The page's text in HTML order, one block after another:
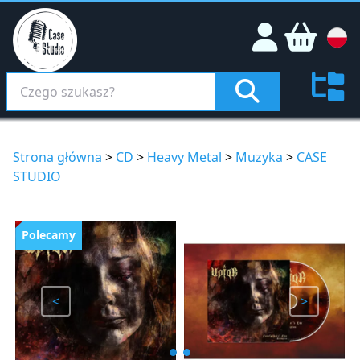
Strona główna > CD > Heavy Metal > Muzyka > CASE
STUDIO
Polecamy
< >